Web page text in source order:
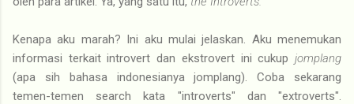
Kenapa aku marah? Ini aku mulai jelaskan. Aku menemukan
informasi terkait introvert dan ekstrovert ini cukup jomplang
(apa sih bahasa indonesianya jomplang). Coba sekarang
temen-temen search kata "introverts" dan "extroverts".